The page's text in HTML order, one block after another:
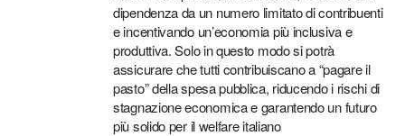
dipendenza da un numero limitato di contribuenti
e incentivando un’economia più inclusiva e
produttiva. Solo in questo modo si potrà
assicurare che tutti contribuiscano a “pagare il
pasto” della spesa pubblica, riducendo i rischi di
stagnazione economica e garantendo un futuro
più solido per il welfare italiano